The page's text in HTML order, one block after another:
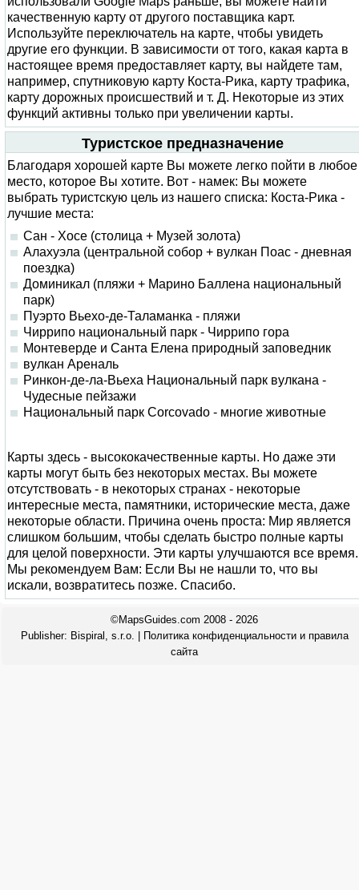
качественную карту от другого поставщика карт.
Используйте переключатель на карте, чтобы увидеть
другие его функции. В зависимости от того, какая карта в
настоящее время предоставляет карту, вы найдете там,
например, спутниковую карту Коста-Рика, карту трафика,
карту дорожных происшествий и т. Д. Некоторые из этих
функций активны только при увеличении карты.
Туристское предназначение
Благодаря хорошей карте Вы можете легко пойти в любое
место, которое Вы хотите. Вот - намек: Вы можете
выбрать туристскую цель из нашего списка: Коста-Рика -
лучшие места:
Сан - Хосе (столица + Музей золота)
Алахуэла (центральной собор + вулкан Поас - дневная
поездка)
Доминикал (пляжи + Марино Баллена национальный
парк)
Пуэрто Вьехо-де-Таламанка - пляжи
Чиррипо национальный парк - Чиррипо гора
Монтеверде и Санта Елена природный заповедник
вулкан Ареналь
Ринкон-де-ла-Вьеха Национальный парк вулкана -
Чудесные пейзажи
Национальный парк Corcovado - многие животные
Карты здесь - высококачественные карты. Но даже эти
карты могут быть без некоторых местах. Вы можете
отсутствовать - в некоторых странах - некоторые
интересные места, памятники, исторические места, даже
некоторые области. Причина очень проста: Мир является
слишком большим, чтобы сделать быстро полные карты
для целой поверхности. Эти карты улучшаются все время.
Мы рекомендуем Вам: Если Вы не нашли то, что вы
искали, возвратитесь позже. Спасибо.
©MapsGuides.com 2008 - 2026
Publisher: Bispiral, s.r.o.
Политика конфиденциальности и правила
сайта